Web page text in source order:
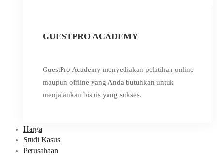
GUESTPRO ACADEMY
GuestPro Academy menyediakan pelatihan online
maupun offline yang Anda butuhkan untuk
menjalankan bisnis yang sukses.
Harga
Studi Kasus
Perusahaan